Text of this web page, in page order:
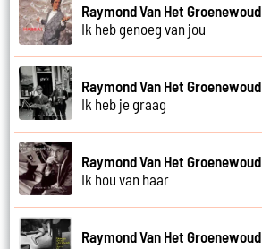
Raymond Van Het Groenewoud
Ik heb genoeg van jou
Raymond Van Het Groenewoud
Ik heb je graag
Raymond Van Het Groenewoud
Ik hou van haar
Raymond Van Het Groenewoud